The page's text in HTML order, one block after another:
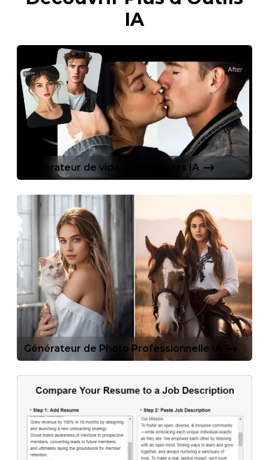
IA
Générateur de vidéos de baisers IA
Générateur de Photo Professionnelle IA